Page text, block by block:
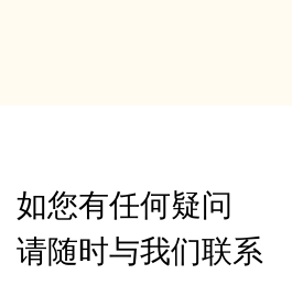
如您有任何疑问
请随时与我们联系